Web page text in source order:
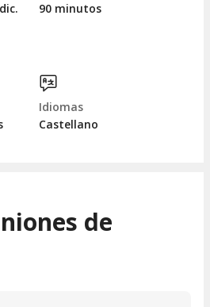
dic.
90 minutos
Idiomas
Castellano
de